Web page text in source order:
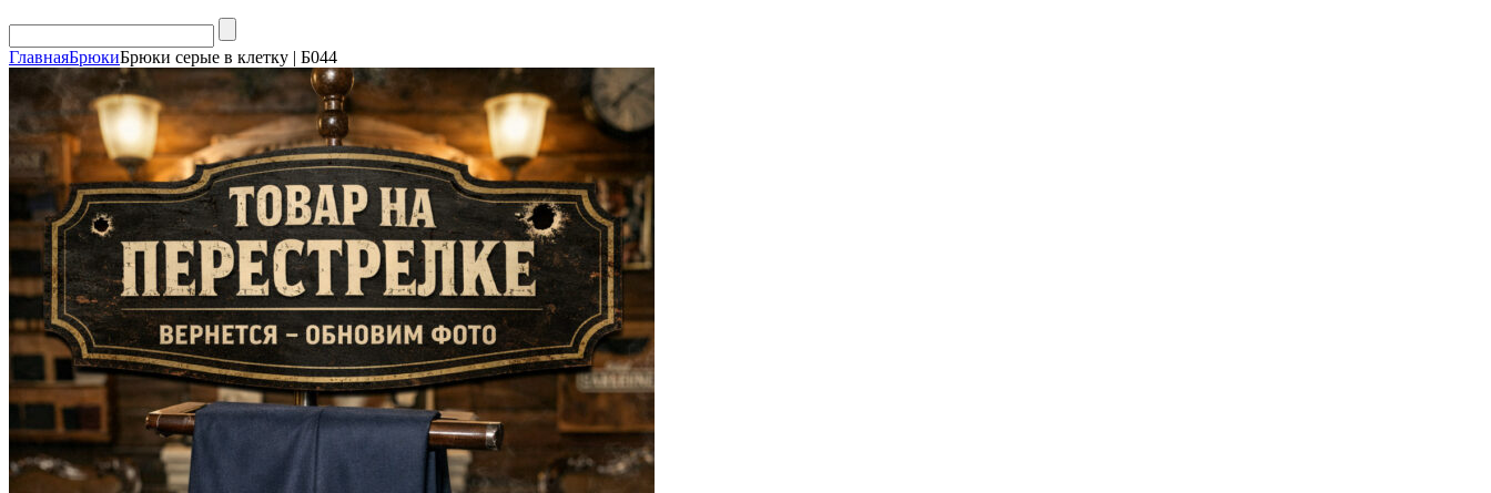
ГлавнаяБрюкиБрюки серые в клетку | Б044